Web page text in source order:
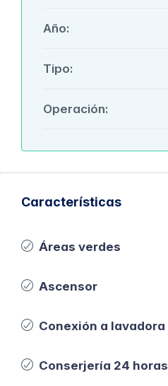
Año:
Tipo:
Operación:
Características
Áreas verdes
Ascensor
Conexión a lavadora
Conserjería 24 horas